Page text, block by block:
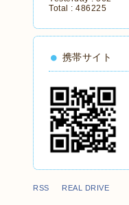
Total : 486225
携帯サイト
RSS REAL DRIVE